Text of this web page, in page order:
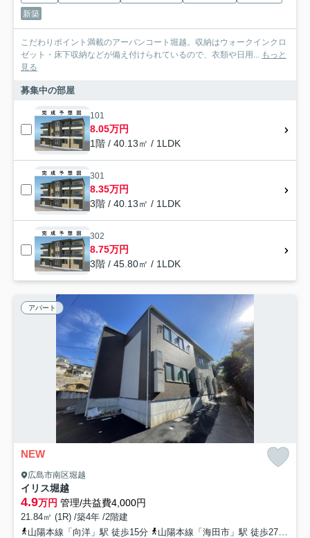
新築
こだわりポイント満載のアーバンコート堀越。収納はウォークインクロ
ゼット・床下収納などが備え付けられているので、衣類や日用...
もっと
見る
募集中の部屋
101
8.05万円
1階 / 40.13㎡ / 1LDK
301
8.35万円
3階 / 40.13㎡ / 1LDK
302
8.75万円
3階 / 45.80㎡ / 1LDK
アパート
NEW
広島市南区堀越
イリス堀越
4.9万円 管理/共益費4,000円
21.84㎡ (1R) /築4年 /2階建
山陽本線「向洋」駅 徒歩15分
山陽本線「海田市」駅 徒歩27分